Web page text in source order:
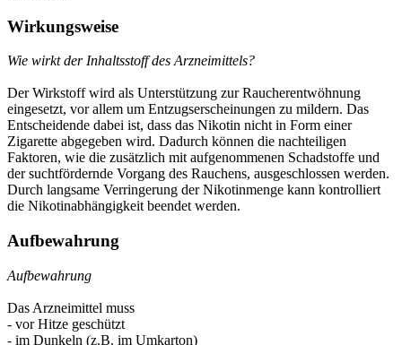
Wirkungsweise
Wie wirkt der Inhaltsstoff des Arzneimittels?
Der Wirkstoff wird als Unterstützung zur Raucherentwöhnung
eingesetzt, vor allem um Entzugserscheinungen zu mildern. Das
Entscheidende dabei ist, dass das Nikotin nicht in Form einer
Zigarette abgegeben wird. Dadurch können die nachteiligen
Faktoren, wie die zusätzlich mit aufgenommenen Schadstoffe und
der suchtfördernde Vorgang des Rauchens, ausgeschlossen werden.
Durch langsame Verringerung der Nikotinmenge kann kontrolliert
die Nikotinabhängigkeit beendet werden.
Aufbewahrung
Aufbewahrung
Das Arzneimittel muss
- vor Hitze geschützt
- im Dunkeln (z.B. im Umkarton)